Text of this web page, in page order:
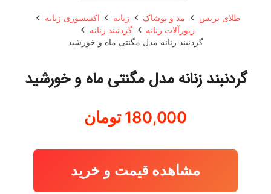
طلای پرنس مد و پوشاک زنانه
اکسسوری زنانه
زیورآلات زنانه
گردنبند زنانه
گردنبند زنانه مدل مگنتی ماه و خورشید
گردنبند زنانه مدل مگنتی ماه و خورشید
180,000 تومان
مشاهده قیمت و خرید